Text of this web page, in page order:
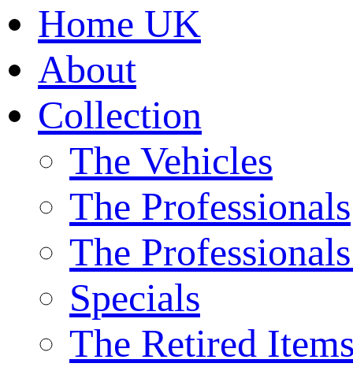
Home UK
About
Collection
The Vehicles
The Professionals
The
Specials
The Retired